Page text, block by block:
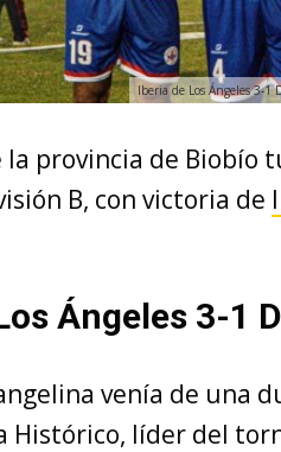
Iberia de Los Ángeles 3-
la provincia de
B, con victoria de
Ángeles 3-1
venía de una
Histórico, líder del